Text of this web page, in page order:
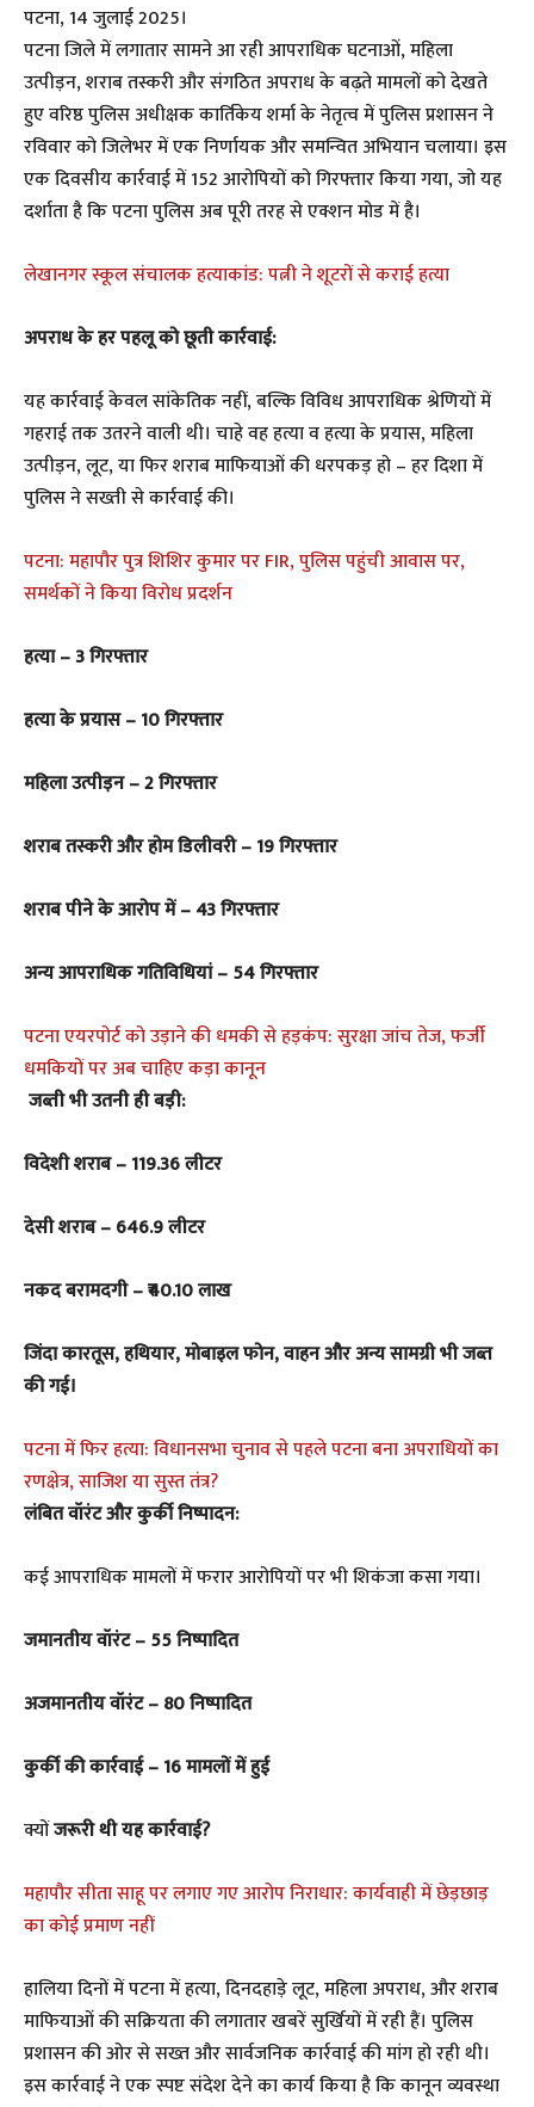
पटना, 14 जुलाई 2025।
पटना जिले में लगातार सामने आ रही आपराधिक घटनाओं, महिला
उत्पीड़न, शराब तस्करी और संगठित अपराध के बढ़ते मामलों को देखते
हुए वरिष्ठ पुलिस अधीक्षक कार्तिकेय शर्मा के नेतृत्व में पुलिस प्रशासन ने
रविवार को जिलेभर में एक निर्णायक और समन्वित अभियान चलाया। इस
एक दिवसीय कार्रवाई में 152 आरोपियों को गिरफ्तार किया गया, जो यह
दर्शाता है कि पटना पुलिस अब पूरी तरह से एक्शन मोड में है।
लेखानगर स्कूल संचालक हत्याकांड: पत्नी ने शूटरों से कराई हत्या
अपराध के हर पहलू को छूती कार्रवाई:
यह कार्रवाई केवल सांकेतिक नहीं, बल्कि विविध आपराधिक श्रेणियों में
गहराई तक उतरने वाली थी। चाहे वह हत्या व हत्या के प्रयास, महिला
उत्पीड़न, लूट, या फिर शराब माफियाओं की धरपकड़ हो – हर दिशा में
पुलिस ने सख्ती से कार्रवाई की।
पटना: महापौर पुत्र शिशिर कुमार पर FIR, पुलिस पहुंची आवास पर,
समर्थकों ने किया विरोध प्रदर्शन
हत्या – 3 गिरफ्तार
हत्या के प्रयास – 10 गिरफ्तार
महिला उत्पीड़न – 2 गिरफ्तार
शराब तस्करी और होम डिलीवरी – 19 गिरफ्तार
शराब पीने के आरोप में – 43 गिरफ्तार
अन्य आपराधिक गतिविधियां – 54 गिरफ्तार
पटना एयरपोर्ट को उड़ाने की धमकी से हड़कंप: सुरक्षा जांच तेज, फर्जी
धमकियों पर अब चाहिए कड़ा कानून
जब्ती भी उतनी ही बड़ी:
विदेशी शराब – 119.36 लीटर
देसी शराब – 646.9 लीटर
नकद बरामदगी – ₹40.10 लाख
जिंदा कारतूस, हथियार, मोबाइल फोन, वाहन और अन्य सामग्री भी जब्त
की गई।
पटना में फिर हत्या: विधानसभा चुनाव से पहले पटना बना अपराधियों का
रणक्षेत्र, साजिश या सुस्त तंत्र?
लंबित वॉरंट और कुर्की निष्पादन:
कई आपराधिक मामलों में फरार आरोपियों पर भी शिकंजा कसा गया।
जमानतीय वॉरंट – 55 निष्पादित
अजमानतीय वॉरंट – 80 निष्पादित
कुर्की की कार्रवाई – 16 मामलों में हुई
क्योंजरूरी थी यह कार्रवाई?
महापौर सीता साहू पर लगाए गए आरोप निराधार: कार्यवाही में छेड़छाड़
का कोई प्रमाण नहीं
हालिया दिनों में पटना में हत्या, दिनदहाड़े लूट, महिला अपराध, और शराब
माफियाओं की सक्रियता की लगातार खबरें सुर्खियों में रही हैं। पुलिस
प्रशासन की ओर से सख्त और सार्वजनिक कार्रवाई की मांग हो रही थी।
इस कार्रवाई ने एक स्पष्ट संदेश देने का कार्य किया है कि कानून व्यवस्था